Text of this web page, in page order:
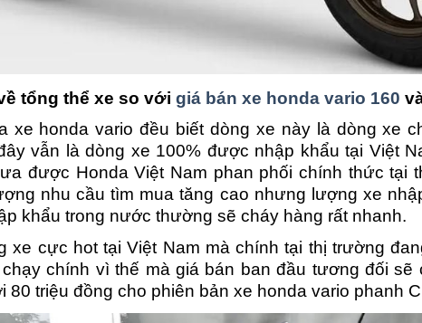
tổng thể xe so với giá bán xe honda vario 160
xe honda vario đều biết dòng xe này là dòng xe
vẫn là dòng xe 100% được nhập khẩu tại Việt
được Honda Việt Nam phan phối chính thức tại
nhu cầu tìm mua tăng cao nhưng lượng xe
khẩu trong nước thường sẽ cháy hàng rất nhanh.
xe cực hot tại Việt Nam mà chính tại thị trường
chính vì thế mà giá bán ban đầu tương đối sẽ
80 triệu đồng cho phiên bản xe honda vario phanh